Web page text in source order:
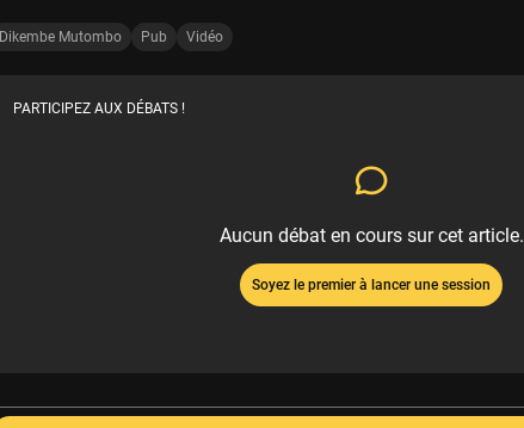
Dikembe Mutombo Pub Vidéo
PARTICIPEZ AUX DÉBATS !
Aucun débat en cours sur cet article.
Soyez le premier à lancer une session